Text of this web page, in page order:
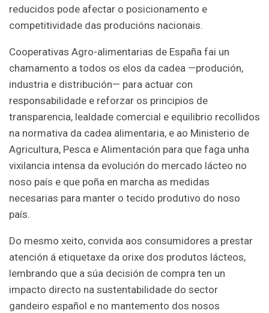
reducidos pode afectar o posicionamento e
competitividade das producións nacionais.
Cooperativas Agro-alimentarias de España fai un
chamamento a todos os elos da cadea —produción,
industria e distribución— para actuar con
responsabilidade e reforzar os principios de
transparencia, lealdade comercial e equilibrio recollidos
na normativa da cadea alimentaria, e ao Ministerio de
Agricultura, Pesca e Alimentación para que faga unha
vixilancia intensa da evolución do mercado lácteo no
noso país e que poña en marcha as medidas
necesarias para manter o tecido produtivo do noso
país.
Do mesmo xeito, convida aos consumidores a prestar
atención á etiquetaxe da orixe dos produtos lácteos,
lembrando que a súa decisión de compra ten un
impacto directo na sustentabilidade do sector
gandeiro español e no mantemento dos nosos